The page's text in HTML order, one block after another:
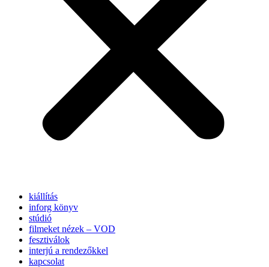
kiállítás
inforg könyv
stúdió
filmeket nézek – VOD
fesztiválok
interjú a rendezőkkel
kapcsolat